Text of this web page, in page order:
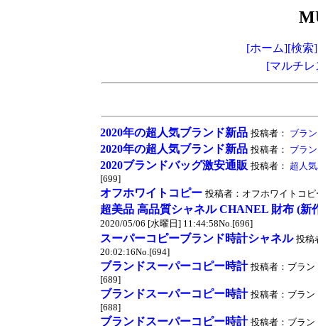
[ホーム][検索]
[マルチ
2020年の超人気ブランド新品 投稿者： ブラ
2020年の超人気ブランド新品 投稿者： ブラ
2020ブランドバッグ激安通販 投稿者： 超人
[699]
オフホワイトコピー 投稿者：オフホワイトコ
超美品 高品質シャネル CHANEL 財布 (新
2020/05/06 [水曜日] 11:44:58No.[696]
スーパーコピーブランド時計シャネル 投稿
20:02:16No.[694]
ブランドスーパーコピー時計 投稿者：ブラン
[689]
ブランドスーパーコピー時計 投稿者：ブラン
[688]
ブランドスーパーコピー時計 投稿者：ブラン